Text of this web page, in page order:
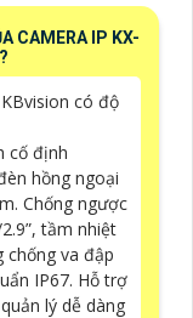
CAMERA IP KX-
có độ
cố định
hồng ngoại
Chống ngược
tầm nhiệt
chống va đập
IP67. Hỗ trợ
lý dễ dàng